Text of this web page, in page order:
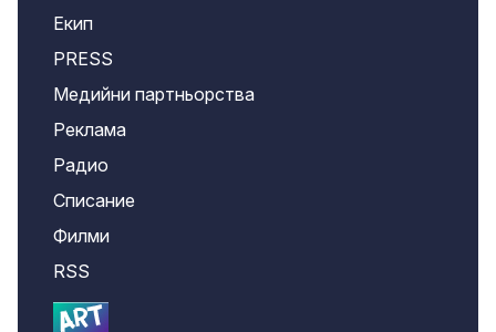
Екип
PRESS
Медийни партньорства
Реклама
Радио
Списание
Филми
RSS